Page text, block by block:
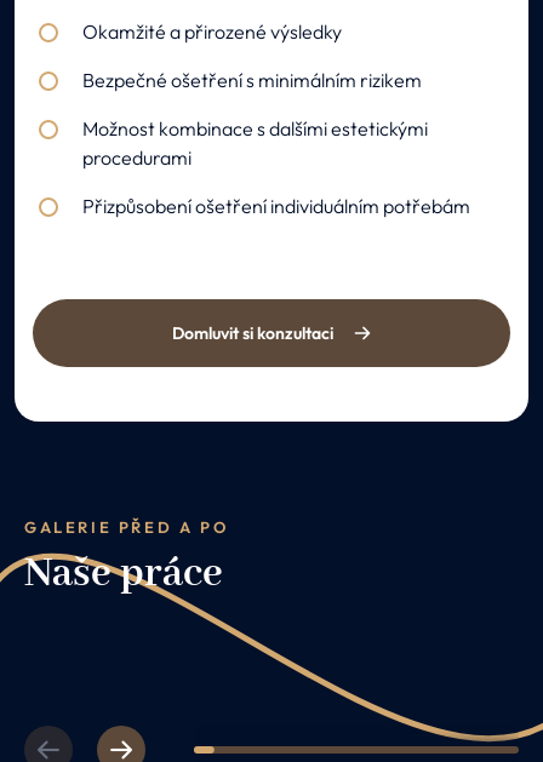
Okamžité a přirozené výsledky
Bezpečné ošetření s minimálním rizikem
Možnost kombinace s dalšími estetickými
procedurami
Přizpůsobení ošetření individuálním potřebám
Domluvit si konzultaci
GALERIE PŘED A PO
Naše práce
PreviousNext 1 2 3 4 5 6 7 8 9 10 11 12